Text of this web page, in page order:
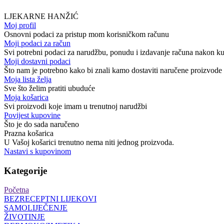
LJEKARNE HANŽIĆ
Moj profil
Osnovni podaci za pristup mom korisničkom računu
Moji podaci za račun
Svi potrebni podaci za narudžbu, ponudu i izdavanje računa nakon
Moji dostavni podaci
Što nam je potrebno kako bi znali kamo dostaviti naručene proizvode
Moja lista želja
Sve što želim pratiti ubuduće
Moja košarica
Svi proizvodi koje imam u trenutnoj narudžbi
Povijest kupovine
Što je do sada naručeno
Prazna košarica
U Vašoj košarici trenutno nema niti jednog proizvoda.
Nastavi s kupovinom
Kategorije
Početna
BEZRECEPTNI LIJEKOVI
SAMOLIJEČENJE
ŽIVOTINJE